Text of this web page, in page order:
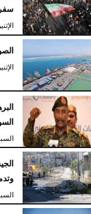
الإثنين، 12
الإثنين، 12
السبت، 10
السبت، 10